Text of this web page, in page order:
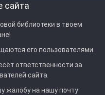
сайта
библиотеки в твоем
его пользователями.
ответственности за
сайта.
жалобу на нашу почту